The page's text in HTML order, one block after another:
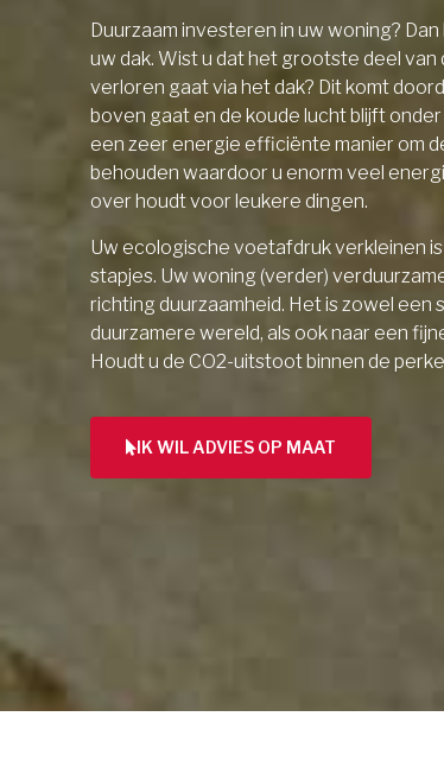
Duurzaam investeren in uw woning?
uw dak. Wist u dat het grootste deel van
verloren gaat via het dak? Dit komt
boven gaat en de koude lucht blijft
een zeer energie efficiënte manier om
behouden waardoor u enorm veel
over houdt voor leukere dingen.
Uw ecologische voetafdruk verkleinen
stapjes. Uw woning (verder)
richting duurzaamheid. Het is zowel een
duurzamere wereld, als ook naar een
Houdt u de CO2-uitstoot binnen de
IK WIL ADVIES OP MAAT